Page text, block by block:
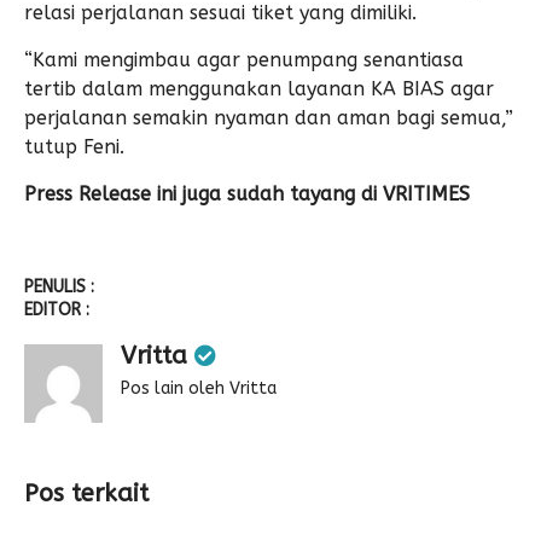
relasi perjalanan sesuai tiket yang dimiliki.
“Kami mengimbau agar penumpang senantiasa
tertib dalam menggunakan layanan KA BIAS agar
perjalanan semakin nyaman dan aman bagi semua,”
tutup Feni.
Press Release ini juga sudah tayang di VRITIMES
PENULIS :
EDITOR :
Vritta
Pos lain oleh Vritta
Pos terkait